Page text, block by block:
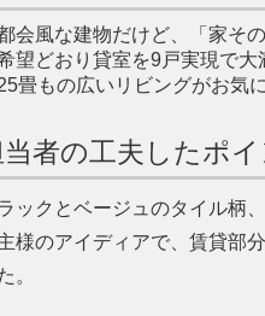
会風な建物だけど、
家そ
希望どおり貸室を9戸実現で大
25畳もの広いリビングがお気
者の工夫したポイ
ックとベージュのタイル柄
様のアイディアで、賃貸部
。